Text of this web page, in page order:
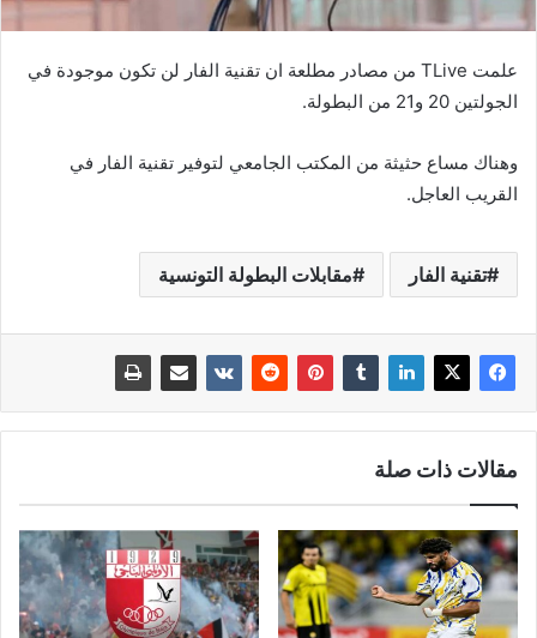
علمت TLive من مصادر مطلعة ان تقنية الفار لن تكون موجودة في
الجولتين 20 و21 من البطولة.
وهناك مساع حثيثة من المكتب الجامعي لتوفير تقنية الفار في
القريب العاجل.
تقنية الفار مقابلات البطولة التونسية
مقالات ذات صلة